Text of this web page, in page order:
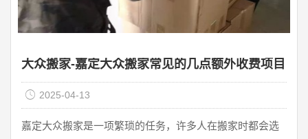
大众搬家-嘉定大众搬家常见的几点额外收费项目
2025-04-13
嘉定大众搬家是一项繁琐的任务，许多人在搬家时都会选